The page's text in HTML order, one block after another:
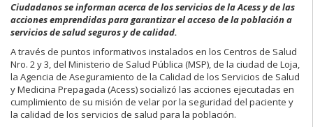
Ciudadanos se informan acerca de los servicios de la Acess y de las
acciones emprendidas para garantizar el acceso de la población a
servicios de salud seguros y de calidad.
A través de puntos informativos instalados en los Centros de Salud
Nro. 2 y 3, del Ministerio de Salud Pública (MSP), de la ciudad de Loja,
la Agencia de Aseguramiento de la Calidad de los Servicios de Salud
y Medicina Prepagada (Acess) socializó las acciones ejecutadas en
cumplimiento de su misión de velar por la seguridad del paciente y
la calidad de los servicios de salud para la población.